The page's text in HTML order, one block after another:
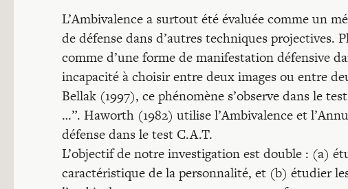
L’Ambivalence a surtout été évaluée comme un
de défense dans d’autres techniques projectives.
comme d’une forme de manifestation défensive
incapacité à choisir entre deux images ou entre
Bellak (1997), ce phénomène s’observe dans le
…”. Haworth (1982) utilise l’Ambivalence et
défense dans le test C.A.T.
L’objectif de notre investigation est double : (a)
caractéristique de la personnalité, et (b) étudier